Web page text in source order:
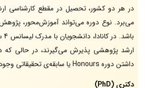
می‌برد. نوع دوره می‌تواند آموزش‌محور،
ارشد پژوهشی پذیرش می‌گیرند، در حالی که در
داشتن دوره Honours یا سابقه‌ی تحقیقاتی وجود دارد.
دکتری (PhD)